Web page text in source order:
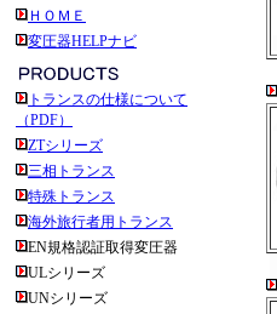
ＨＯＭＥ
変圧器HELPナビ
トランスの仕様について
（PDF）
ZTシリーズ
三相トランス
特殊トランス
海外旅行者用トランス
EN規格認証取得変圧器
ULシリーズ
UNシリーズ